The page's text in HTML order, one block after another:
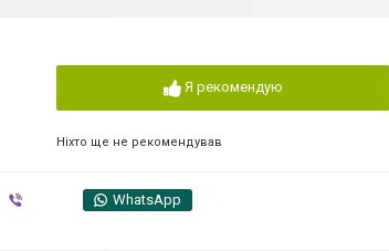
Я рекомендую
Ніхто ще не рекомендував
WhatsApp